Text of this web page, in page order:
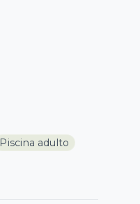
Piscina adulto